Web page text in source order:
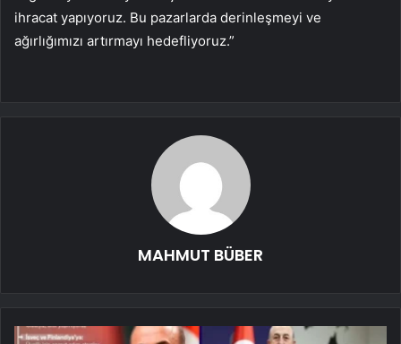
ihracat yapıyoruz. Bu pazarlarda derinleşmeyi ve
ağırlığımızı artırmayı hedefliyoruz.”
MAHMUT BÜBER